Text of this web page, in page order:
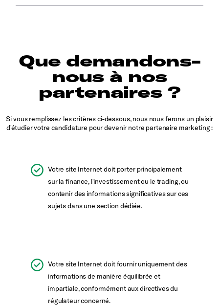
Que demandons-
nous à nos
partenaires ?
Si vous remplissez les critères ci-dessous, nous nous ferons un plaisir
d'étudier votre candidature pour devenir notre partenaire marketing :
Votre site Internet doit porter principalement
sur la finance, l'investissement ou le trading, ou
contenir des informations significatives sur ces
sujets dans une section dédiée.
Votre site Internet doit fournir uniquement des
informations de manière équilibrée et
impartiale, conformément aux directives du
régulateur concerné.